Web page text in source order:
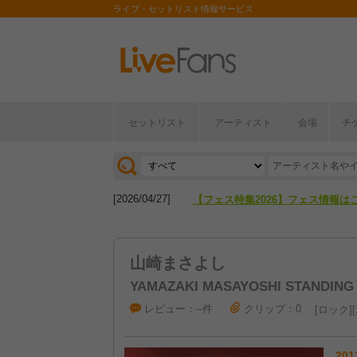
ライブ・セットリスト情報サービス
セットリスト アーティスト 会場 チ
[2026/07/28] 【ライブ動員ランキング】2026年
[2026/04/27] 【フェス特集2026】フェス情報は
山崎まさよし
YAMAZAKI MASAYOSHI
レビュー：--件 クリップ：0 ロック